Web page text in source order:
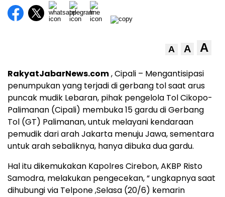
A A A
RakyatJabarNews.com, Cipali – Mengantisipasi
penumpukan yang terjadi di gerbang tol saat arus
puncak mudik Lebaran, pihak pengelola Tol Cikopo-
Palimanan (Cipali) membuka 15 gardu di Gerbang
Tol (GT) Palimanan, untuk melayani kendaraan
pemudik dari arah Jakarta menuju Jawa, sementara
untuk arah sebaliknya, hanya dibuka dua gardu.
Hal itu dikemukakan Kapolres Cirebon, AKBP Risto
Samodra, melakukan pengecekan, “ ungkapnya saat
dihubungi via Telpone ,Selasa (20/6) kemarin